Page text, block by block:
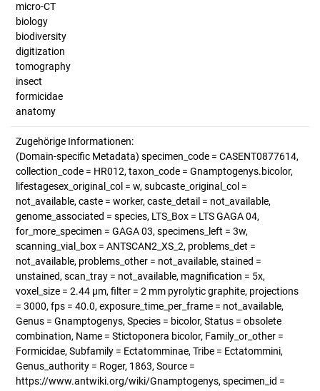
micro-CT
biology
biodiversity
digitization
tomography
insect
formicidae
anatomy
Zugehörige Informationen:
(Domain-specific Metadata) specimen_code = CASENT0877614,
collection_code = HR012, taxon_code = Gnamptogenys.bicolor,
lifestagesex_original_col = w, subcaste_original_col =
not_available, caste = worker, caste_detail = not_available,
genome_associated = species, LTS_Box = LTS GAGA 04,
for_more_specimen = GAGA 03, specimens_left = 3w,
scanning_vial_box = ANTSCAN2_XS_2, problems_det =
not_available, problems_other = not_available, stained =
unstained, scan_tray = not_available, magnification = 5x,
voxel_size = 2.44 µm, filter = 2 mm pyrolytic graphite, projections
= 3000, fps = 40.0, exposure_time_per_frame = not_available,
Genus = Gnamptogenys, Species = bicolor, Status = obsolete
combination, Name = Stictoponera bicolor, Family_or_other =
Formicidae, Subfamily = Ectatomminae, Tribe = Ectatommini,
Genus_authority = Roger, 1863, Source =
https://www.antwiki.org/wiki/Gnamptogenys, specimen_id =